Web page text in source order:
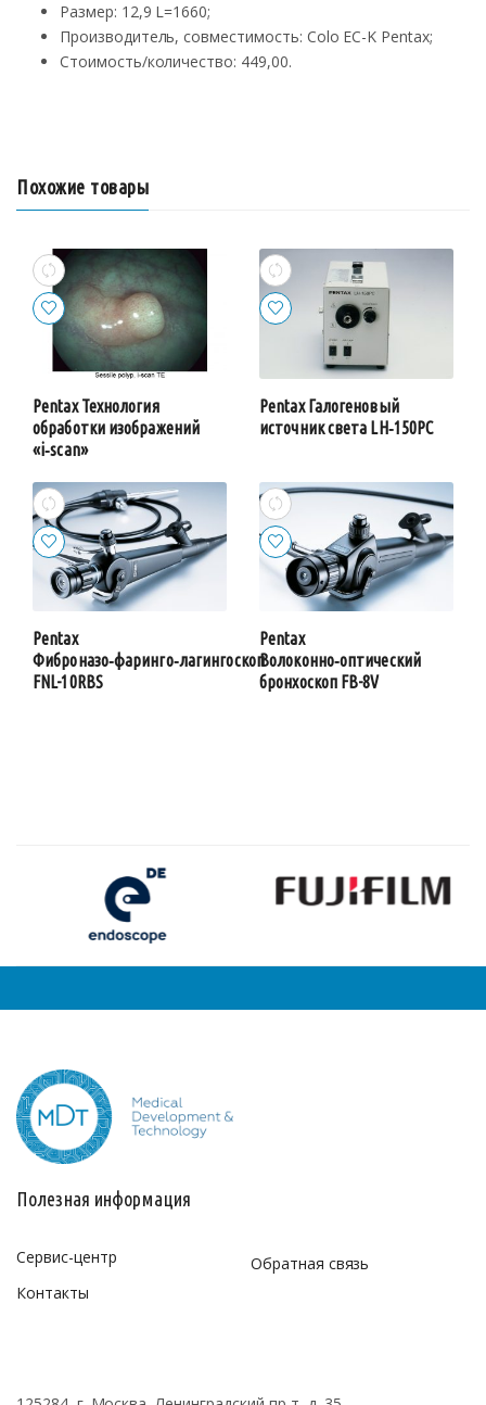
Размер: 12,9 L=1660;
Производитель, совместимость: Colo EC-K Pentax;
Стоимость/количество: 449,00.
Похожие товары
Pentax Технология
обработки изображений
«i‑scan»
Pentax Галогеновый
источник света LH‑150PC
Pentax
Фиброназо‑фаринго‑лагингоскоп
FNL-10RBS
Pentax
Волоконно‑оптический
бронхоскоп FB-8V
Полезная информация
Сервис-центр
Контакты
Обратная связь